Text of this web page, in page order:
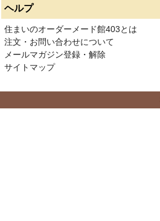
ヘルプ
住まいのオーダーメード館403とは
注文・お問い合わせについて
メールマガジン登録・解除
サイトマップ